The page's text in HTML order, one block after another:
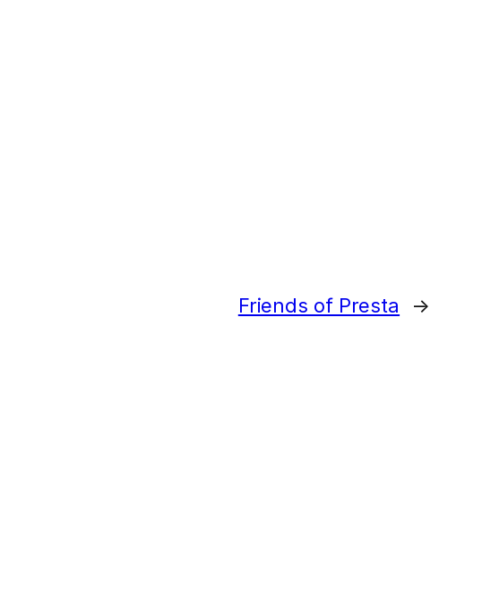
Friends of Presta →